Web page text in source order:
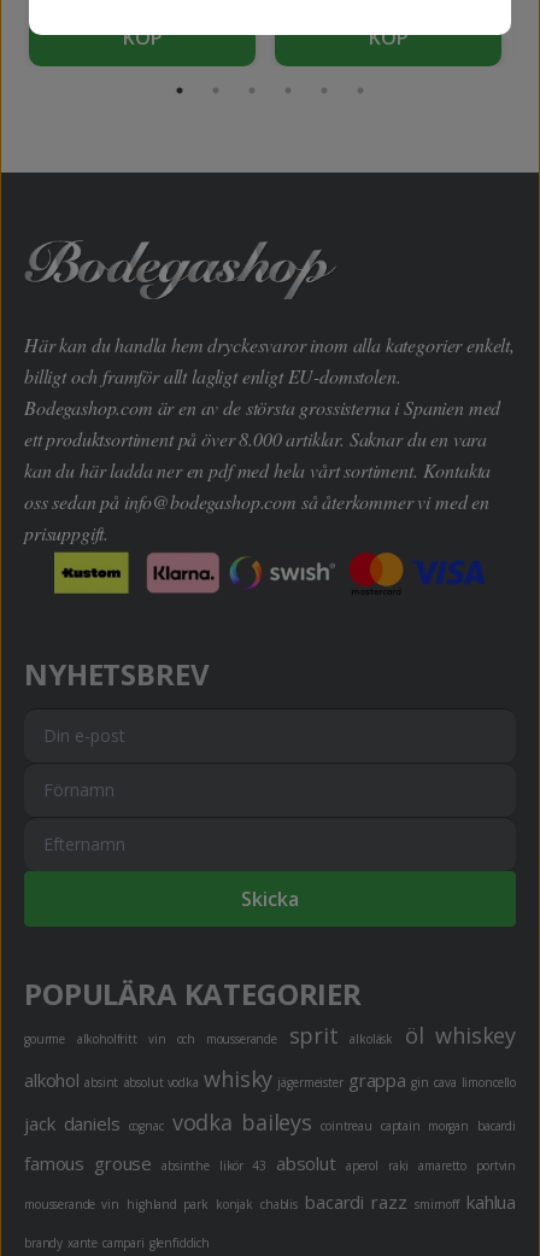
KÖP KÖP
Här kan du handla hem dryckesvaror inom alla kategorier enkelt,
billigt och framför allt lagligt enligt EU-domstolen.
Bodegashop.com är en av de största grossisterna i Spanien med
ett produktsortiment på över 8.000 artiklar. Saknar du en vara
kan du här ladda ner en pdf med hela vårt sortiment. Kontakta
oss sedan på info@bodegashop.com så återkommer vi med en
prisuppgift.
NYHETSBREV
Skicka
POPULÄRA KATEGORIER
gourme alkoholfritt vin och mousserande sprit alkoläsk öl whiskey
alkohol absint absolut vodka whisky jägermeister grappa gin cava limoncello
jack daniels cognac vodka baileys cointreau captain morgan bacardi
famous grouse absinthe likör 43 absolut aperol raki amaretto portvin
mousserande vin highland park konjak chablis bacardi razz smirnoff kahlua
brandy xante campari glenfiddich